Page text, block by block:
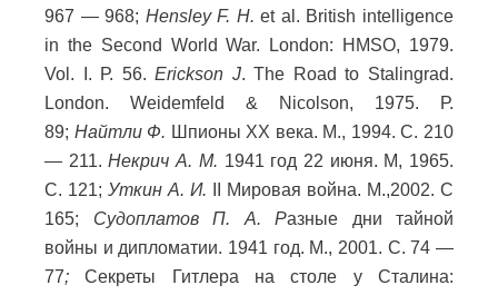
967 —968; Hensley F. H. et al. British intelligence
in the Second World War. London: HMSO, 1979.
Vol. I. Р. 56.Erickson J. The Road to Stalingrad.
London. Weidemfeld & Nicolson, 1975. Р.
89; Найтли Ф. Шпионы ХХ века. М., 1994. С. 210
— 211.Некрич А. М. 1941 год 22 июня. М, 1965.
С. 121; Уткин А. И. II Мировая война. М.,2002. С
165; Судоплатов П. А. Разные дни тайной
войны и дипломатии. 1941 год. М., 2001. С. 74 —
77; Секреты Гитлера на столе у Сталина: